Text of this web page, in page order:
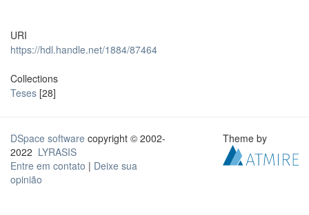
URI
https://hdl.handle.net/1884/87464
Collections
Teses [28]
DSpace software copyright © 2002-
2022 LYRASIS
Entre em contato | Deixe sua
opinião
Theme by